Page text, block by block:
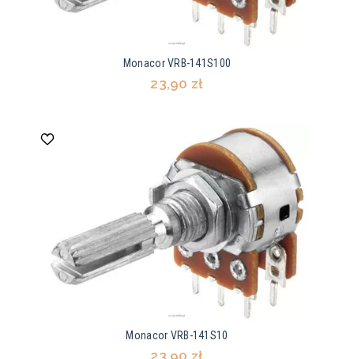
Monacor VRB-141S100
23,90 zł
Monacor VRB-141S10